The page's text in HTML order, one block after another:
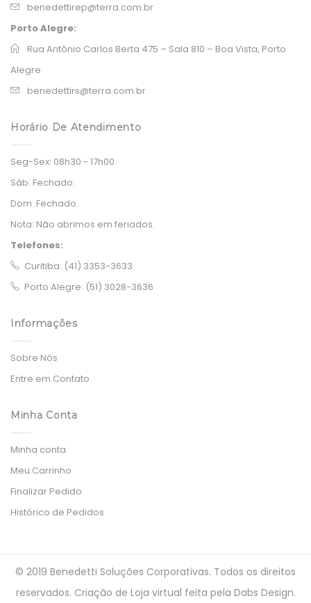
benedettirep@terra.com.br
Porto Alegre:
Rua Antônio Carlos Berta 475 – Sala 810 – Boa Vista, Porto
Alegre
benedettirs@terra.com.br
Horário De Atendimento
Seg-Sex: 08h30 - 17h00.
Sáb: Fechado.
Dom: Fechado.
Nota: Não abrimos em feriados.
Telefones:
Curitiba: (41) 3353-3633
Porto Alegre: (51) 3028-3636
Informações
Sobre Nós
Entre em Contato
Minha Conta
Minha conta
Meu Carrinho
Finalizar Pedido
Histórico de Pedidos
© 2019 Benedetti Soluções Corporativas. Todos os direitos
reservados. Criação de Loja virtual feita pela Dabs Design.